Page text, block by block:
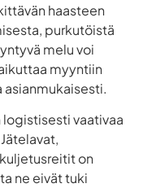
haasteen
purkutöistä
melu voi
myyntiin
vaativaa
on
ne eivät tuki